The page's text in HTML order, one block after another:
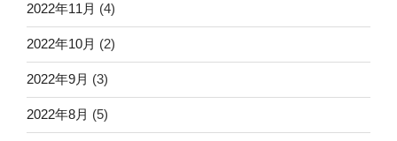
2022年11月 (4)
2022年10月 (2)
2022年9月 (3)
2022年8月 (5)